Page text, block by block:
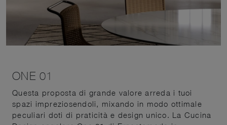
ONE 01
Questa proposta di grande valore arreda i tuoi
spazi impreziosendoli, mixando in modo ottimale
peculiari doti di praticità e design unico. La Cucina